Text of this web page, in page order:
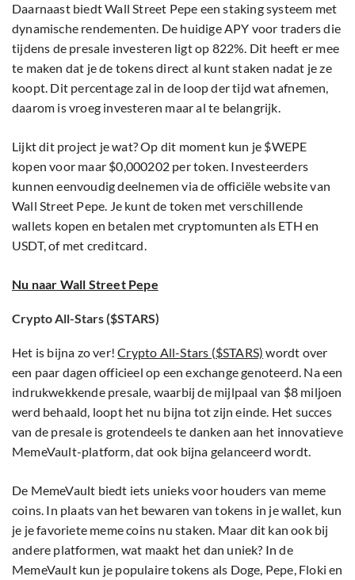
Daarnaast biedt Wall Street Pepe een staking systeem met
dynamische rendementen. De huidige APY voor traders die
tijdens de presale investeren ligt op 822%. Dit heeft er mee
te maken dat je de tokens direct al kunt staken nadat je ze
koopt. Dit percentage zal in de loop der tijd wat afnemen,
daarom is vroeg investeren maar al te belangrijk.
Lijkt dit project je wat? Op dit moment kun je $WEPE
kopen voor maar $0,000202 per token. Investeerders
kunnen eenvoudig deelnemen via de officiële website van
Wall Street Pepe. Je kunt de token met verschillende
wallets kopen en betalen met cryptomunten als ETH en
USDT, of met creditcard.
Nu naar Wall Street Pepe
Crypto All-Stars ($STARS)
Het is bijna zo ver!Crypto All-Stars ($STARS) wordt over
een paar dagen officieel op een exchange genoteerd. Na een
indrukwekkende presale, waarbij de mijlpaal van $8 miljoen
werd behaald, loopt het nu bijna tot zijn einde. Het succes
van de presale is grotendeels te danken aan het innovatieve
MemeVault-platform, dat ook bijna gelanceerd wordt.
De MemeVault biedt iets unieks voor houders van meme
coins. In plaats van het bewaren van tokens in je wallet, kun
je je favoriete meme coins nu staken. Maar dit kan ook bij
andere platformen, wat maakt het dan uniek? In de
MemeVault kun je populaire tokens als Doge, Pepe, Floki en